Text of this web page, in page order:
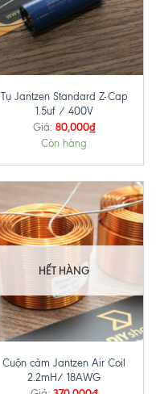
Tụ Jantzen Standard Z-Cap
1.5uf / 400V
Giá: 80,000₫
Còn hàng
HẾT HÀNG
Cuộn cảm Jantzen Air Coil
2.2mH/ 18AWG